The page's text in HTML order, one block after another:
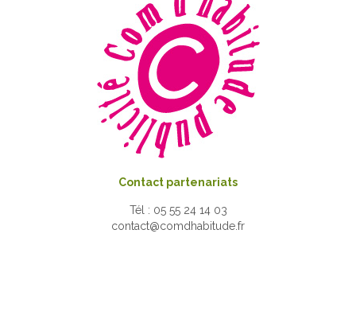
Contact partenariats
Tél : 05 55 24 14 03
contact@comdhabitude.fr